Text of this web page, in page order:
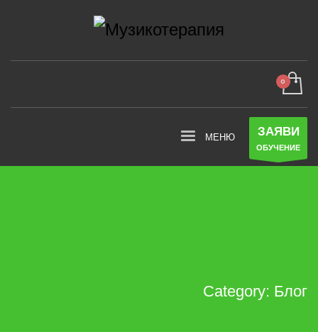
ЗАЯВИ
ОБУЧЕНИЕ
Category: Блог